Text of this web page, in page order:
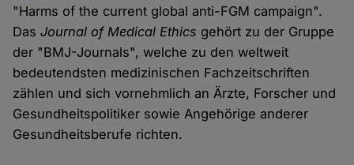
"Harms of the current global anti-FGM campaign".
DasJournal of Medical Ethics gehört zu der Gruppe
der "BMJ-Journals", welche zu den weltweit
bedeutendsten medizinischen Fachzeitschriften
zählen und sich vornehmlich an Ärzte, Forscher und
Gesundheitspolitiker sowie Angehörige anderer
Gesundheitsberufe richten.